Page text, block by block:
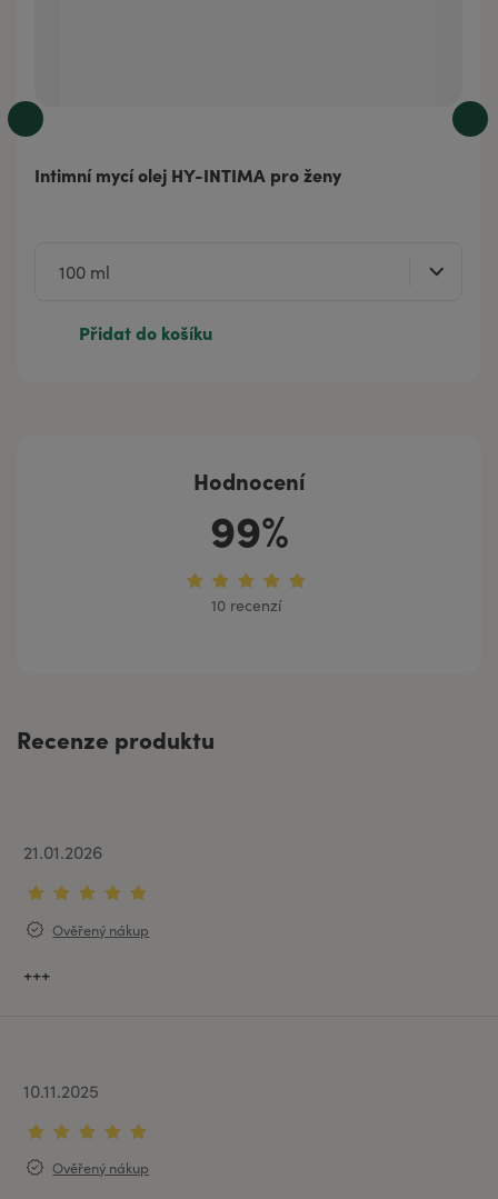
Intimní mycí olej HY-INTIMA pro ženy
Přidat do košíku
Hodnocení
99%
10 recenzí
Recenze produktu
21.01.2026
Ověřený nákup
+++
10.11.2025
Ověřený nákup